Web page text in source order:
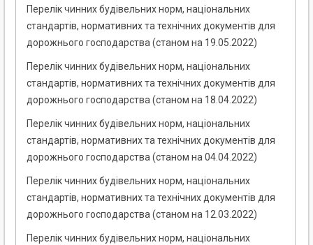
Перелік чинних будівельних норм, національних
стандартів, нормативних та технічних документів для
дорожнього господарства (станом на 19.05.2022)
Перелік чинних будівельних норм, національних
стандартів, нормативних та технічних документів для
дорожнього господарства (станом на 18.04.2022)
Перелік чинних будівельних норм, національних
стандартів, нормативних та технічних документів для
дорожнього господарства (станом на 04.04.2022)
Перелік чинних будівельних норм, національних
стандартів, нормативних та технічних документів для
дорожнього господарства (станом на 12.03.2022)
Перелік чинних будівельних норм, національних